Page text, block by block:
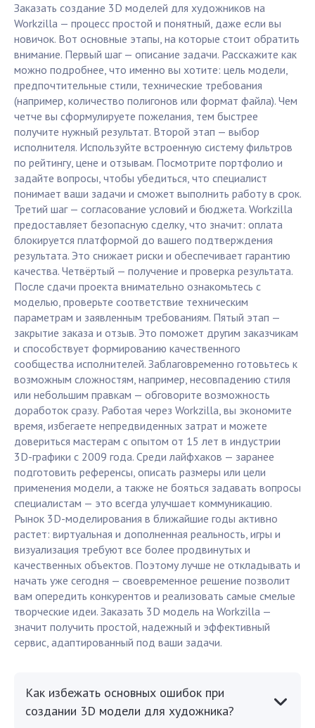
Заказать создание 3D моделей для художников на
Workzilla — процесс простой и понятный, даже если вы
новичок. Вот основные этапы, на которые стоит обратить
внимание. Первый шаг — описание задачи. Расскажите как
можно подробнее, что именно вы хотите: цель модели,
предпочтительные стили, технические требования
(например, количество полигонов или формат файла). Чем
четче вы сформулируете пожелания, тем быстрее
получите нужный результат. Второй этап — выбор
исполнителя. Используйте встроенную систему фильтров
по рейтингу, цене и отзывам. Посмотрите портфолио и
задайте вопросы, чтобы убедиться, что специалист
понимает ваши задачи и сможет выполнить работу в срок.
Третий шаг — согласование условий и бюджета. Workzilla
предоставляет безопасную сделку, что значит: оплата
блокируется платформой до вашего подтверждения
результата. Это снижает риски и обеспечивает гарантию
качества. Четвёртый — получение и проверка результата.
После сдачи проекта внимательно ознакомьтесь с
моделью, проверьте соответствие техническим
параметрам и заявленным требованиям. Пятый этап —
закрытие заказа и отзыв. Это поможет другим заказчикам
и способствует формированию качественного
сообщества исполнителей. Заблаговременно готовьтесь к
возможным сложностям, например, несовпадению стиля
или небольшим правкам — обговорите возможность
доработок сразу. Работая через Workzilla, вы экономите
время, избегаете непредвиденных затрат и можете
довериться мастерам с опытом от 15 лет в индустрии
3D-графики с 2009 года. Среди лайфхаков — заранее
подготовить референсы, описать размеры или цели
применения модели, а также не бояться задавать вопросы
специалистам — это всегда улучшает коммуникацию.
Рынок 3D-моделирования в ближайшие годы активно
растет: виртуальная и дополненная реальность, игры и
визуализация требуют все более продвинутых и
качественных объектов. Поэтому лучше не откладывать и
начать уже сегодня — своевременное решение позволит
вам опередить конкурентов и реализовать самые смелые
творческие идеи. Заказать 3D модель на Workzilla —
значит получить простой, надежный и эффективный
сервис, адаптированный под ваши задачи.
Как избежать основных ошибок при
создании 3D модели для художника?